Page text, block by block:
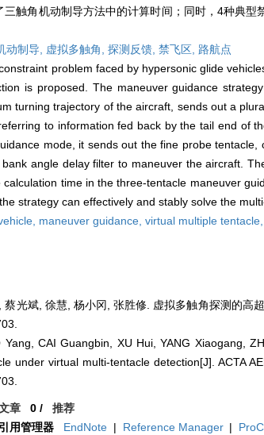
触角机动制导方法中的计算时间；同时，4种典
动制导, 虚拟多触角, 探测反馈, 禁飞区, 路航点
problem faced by hypersonic glide
is proposed. The maneuver guidance
turning trajectory of the aircraft, sends out a
to information fed back by the tail end of
mode, it sends out the fine probe
angle delay filter to maneuver the aircraft.
time in the three-tentacle maneuver
strategy can effectively and stably solve the
maneuver guidance, virtual multiple tentacle,
蔡光斌, 徐慧, 杨小冈, 张胜修. 虚拟多触角探测的高
Yang, CAI Guangbin, XU Hui, YANG Xiaogang,
under virtual multi-tentacle detection[J]. ACTA
章 0 /推荐
用管理器
EndNote | Reference Manager |